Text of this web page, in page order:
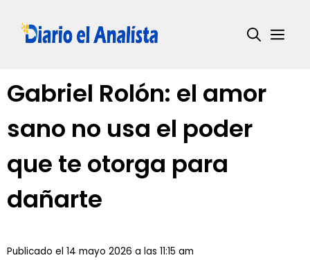
Gabriel Rolón: el amor
sano no usa el poder
que te otorga para
dañarte
Publicado el 14 mayo 2026 a las 11:15 am